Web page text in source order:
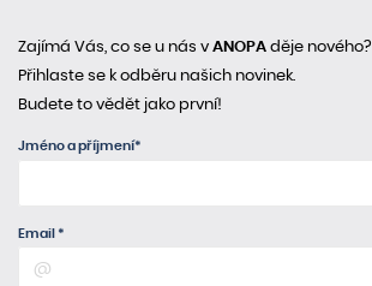
Zajímá Vás, co se u nás v ANOPA děje nového?
Přihlaste se k odběru našich novinek.
Budete to vědět jako první!
Jméno a příjmení*
Email *